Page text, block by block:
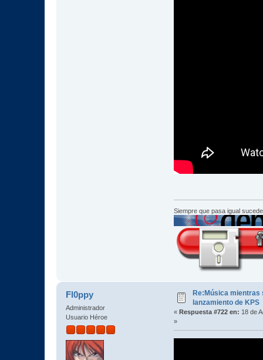
Siempre que pasa igual
Fl0ppy
Administrador
Usuario Héroe
Re:Música mientras
lanzamiento de KPS
« Respuesta #722 en: 18 de
»